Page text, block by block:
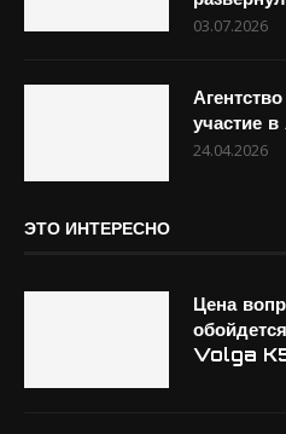
03.07.2026
участие
24.04.2026
ЭТО ИНТЕРЕСНО
Цена
Volga